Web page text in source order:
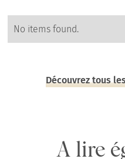
No items found.
Découvrez tous
A lire